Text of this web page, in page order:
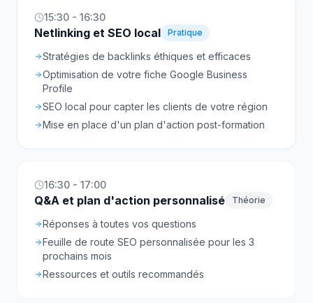
15:30 - 16:30
Netlinking et SEO local Pratique
Stratégies de backlinks éthiques et efficaces
Optimisation de votre fiche Google Business
Profile
SEO local pour capter les clients de votre région
Mise en place d'un plan d'action post-formation
16:30 - 17:00
Q&A et plan d'action personnalisé Théorie
Réponses à toutes vos questions
Feuille de route SEO personnalisée pour les 3
prochains mois
Ressources et outils recommandés